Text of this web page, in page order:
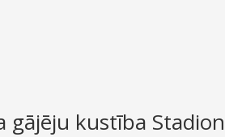
gājēju kustība